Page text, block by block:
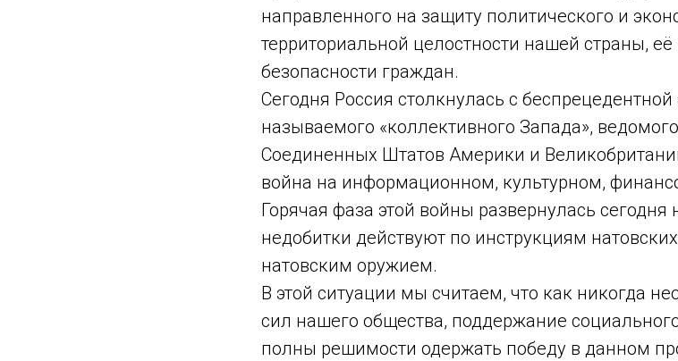
направленного на защиту политического и
территориальной целостности нашей страны,
безопасности граждан.
Сегодня Россия столкнулась с
называемого «коллективного Запада»,
Соединенных Штатов Америки и
война на информационном, культурном,
Горячая фаза этой войны развернулась сегодня
недобитки действуют по инструкциям
натовским оружием.
В этой ситуации мы считаем, что как никогда
сил нашего общества, поддержание
полны решимости одержать победу в данном